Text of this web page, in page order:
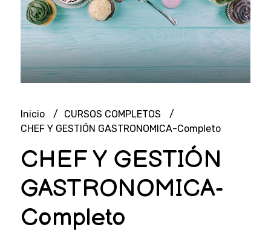
Inicio
CURSOS COMPLETOS
CHEF Y GESTIÓN GASTRONOMICA-Completo
CHEF Y GESTIÓN
GASTRONOMICA-
Completo